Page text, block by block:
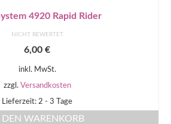
4920 Rapid Rider
NICHT BEWERTET
6,00 €
inkl. MwSt.
zzgl. Versandkosten
Lieferzeit: 2 - 3 Tage
DEN WARENKORB